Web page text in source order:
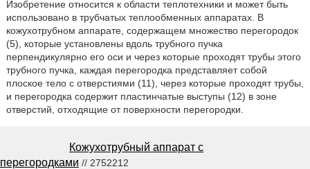
Изобретение относится к области теплотехники и может быть
использовано в трубчатых теплообменных аппаратах. В
кожухотрубном аппарате, содержащем множество перегородок
(5), которые установлены вдоль трубного пучка
перпендикулярно его оси и через которые проходят трубы этого
трубного пучка, каждая перегородка представляет собой
плоское тело с отверстиями (11), через которые проходят трубы,
и перегородка содержит пластинчатые выступы (12) в зоне
отверстий, отходящие от поверхности перегородки.
Кожухотрубный аппарат с
перегородками // 2752212